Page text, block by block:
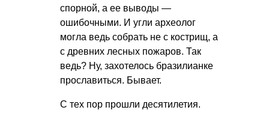
спорной, а ее выводы —
ошибочными. И угли археолог
могла ведь собрать не с кострищ, а
с древних лесных пожаров. Так
ведь? Ну, захотелось бразилианке
прославиться. Бывает.
С тех пор прошли десятилетия.